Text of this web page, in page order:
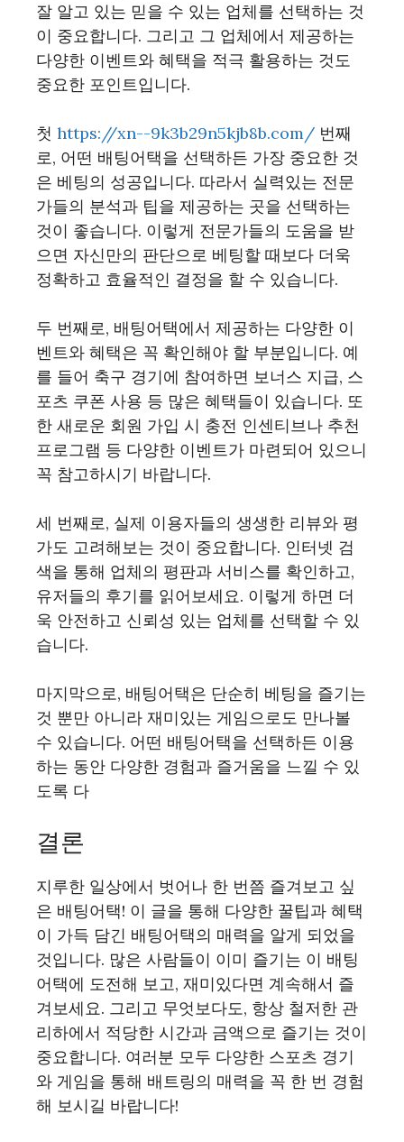
잘 알고 있는 믿을 수 있는 업체를 선택하는 것
이 중요합니다. 그리고 그 업체에서 제공하는
다양한 이벤트와 혜택을 적극 활용하는 것도
중요한 포인트입니다.
첫 https://xn--9k3b29n5kjb8b.com/ 번째
로, 어떤 배팅어택을 선택하든 가장 중요한 것
은 베팅의 성공입니다. 따라서 실력있는 전문
가들의 분석과 팁을 제공하는 곳을 선택하는
것이 좋습니다. 이렇게 전문가들의 도움을 받
으면 자신만의 판단으로 베팅할 때보다 더욱
정확하고 효율적인 결정을 할 수 있습니다.
두 번째로, 배팅어택에서 제공하는 다양한 이
벤트와 혜택은 꼭 확인해야 할 부분입니다. 예
를 들어 축구 경기에 참여하면 보너스 지급, 스
포츠 쿠폰 사용 등 많은 혜택들이 있습니다. 또
한 새로운 회원 가입 시 충전 인센티브나 추천
프로그램 등 다양한 이벤트가 마련되어 있으니
꼭 참고하시기 바랍니다.
세 번째로, 실제 이용자들의 생생한 리뷰와 평
가도 고려해보는 것이 중요합니다. 인터넷 검
색을 통해 업체의 평판과 서비스를 확인하고,
유저들의 후기를 읽어보세요. 이렇게 하면 더
욱 안전하고 신뢰성 있는 업체를 선택할 수 있
습니다.
마지막으로, 배팅어택은 단순히 베팅을 즐기는
것 뿐만 아니라 재미있는 게임으로도 만나볼
수 있습니다. 어떤 배팅어택을 선택하든 이용
하는 동안 다양한 경험과 즐거움을 느낄 수 있
도록 다
결론
지루한 일상에서 벗어나 한 번쯤 즐겨보고 싶
은 배팅어택! 이 글을 통해 다양한 꿀팁과 혜택
이 가득 담긴 배팅어택의 매력을 알게 되었을
것입니다. 많은 사람들이 이미 즐기는 이 배팅
어택에 도전해 보고, 재미있다면 계속해서 즐
겨보세요. 그리고 무엇보다도, 항상 철저한 관
리하에서 적당한 시간과 금액으로 즐기는 것이
중요합니다. 여러분 모두 다양한 스포츠 경기
와 게임을 통해 배트링의 매력을 꼭 한 번 경험
해 보시길 바랍니다!